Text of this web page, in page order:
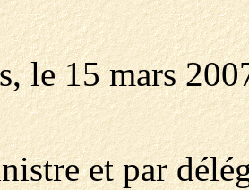
le 15 mars
et par